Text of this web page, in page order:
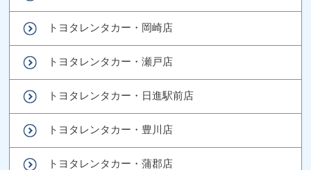
トヨタレンタカー・岡崎店
トヨタレンタカー・瀬戸店
トヨタレンタカー・日進駅前店
トヨタレンタカー・豊川店
トヨタレンタカー・蒲郡店